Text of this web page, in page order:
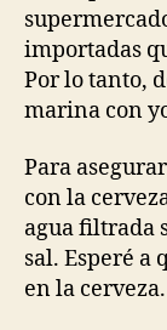
importadas
Por lo tanto,
marina con
Para
con la
agua filtrada
sal. Esperé a
en la cerveza.